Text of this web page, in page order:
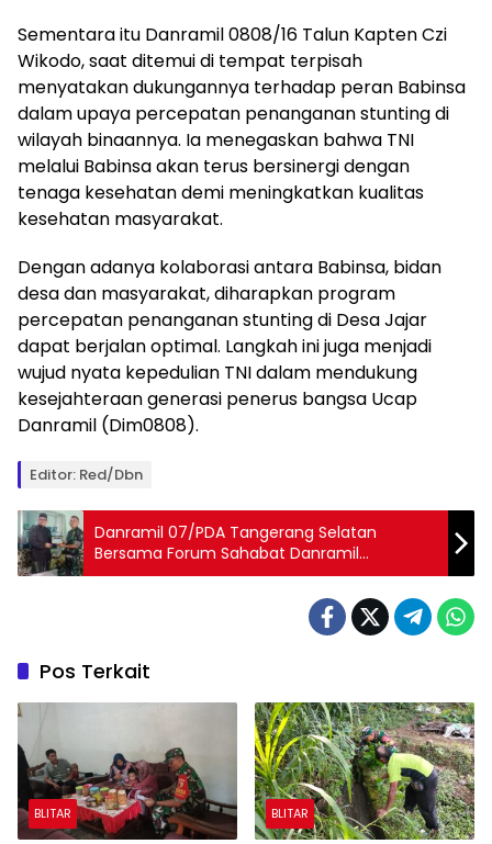
Sementara itu Danramil 0808/16 Talun Kapten Czi
Wikodo, saat ditemui di tempat terpisah
menyatakan dukungannya terhadap peran Babinsa
dalam upaya percepatan penanganan stunting di
wilayah binaannya. Ia menegaskan bahwa TNI
melalui Babinsa akan terus bersinergi dengan
tenaga kesehatan demi meningkatkan kualitas
kesehatan masyarakat.
Dengan adanya kolaborasi antara Babinsa, bidan
desa dan masyarakat, diharapkan program
percepatan penanganan stunting di Desa Jajar
dapat berjalan optimal. Langkah ini juga menjadi
wujud nyata kepedulian TNI dalam mendukung
kesejahteraan generasi penerus bangsa Ucap
Danramil (Dim0808).
Editor: Red/Dbn
Danramil 07/PDA Tangerang Selatan
Bersama Forum Sahabat Danramil
Silaturahmi Ke Sekolah MI AL Islamiyah Parigi
Pos Terkait
BLITAR BLITAR